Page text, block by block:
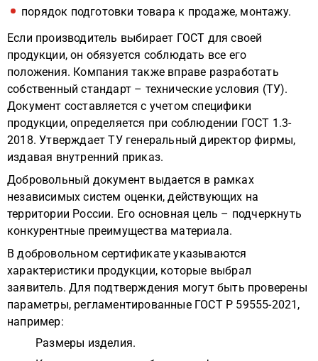
порядок подготовки товара к продаже, монтажу.
Если производитель выбирает ГОСТ для своей
продукции, он обязуется соблюдать все его
положения. Компания также вправе разработать
собственный стандарт – технические условия (ТУ).
Документ составляется с учетом специфики
продукции, определяется при соблюдении ГОСТ 1.3-
2018. Утверждает ТУ генеральный директор фирмы,
издавая внутренний приказ.
Добровольный документ выдается в рамках
независимых систем оценки, действующих на
территории России. Его основная цель – подчеркнуть
конкурентные преимущества материала.
В добровольном сертификате указываются
характеристики продукции, которые выбрал
заявитель. Для подтверждения могут быть проверены
параметры, регламентированные ГОСТ Р 59555-2021,
например:
Размеры изделия.